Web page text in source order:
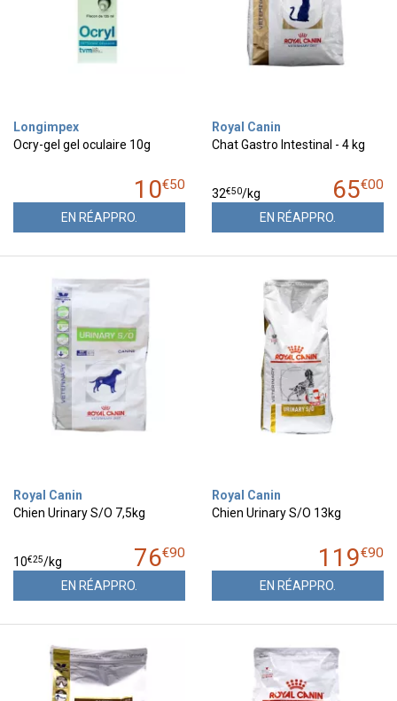
Longimpex
Ocry-gel gel oculaire 10g
10€50
EN RÉAPPRO.
Royal Canin
Chat Gastro Intestinal - 4 kg
65€00
32€50/kg
EN RÉAPPRO.
Royal Canin
Chien Urinary S/O 7,5kg
76€90
10€25/kg
EN RÉAPPRO.
Royal Canin
Chien Urinary S/O 13kg
119€90
EN RÉAPPRO.